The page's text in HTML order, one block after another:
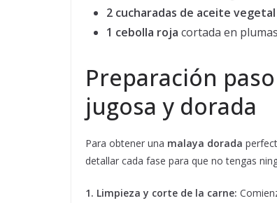
2 cucharadas de aceite vegetal
1 cebolla roja cortada en
Preparación
jugosa y dorada
Para obtener una malaya dorada
detallar cada fase para que no tengas
1. Limpieza y corte de la carne: